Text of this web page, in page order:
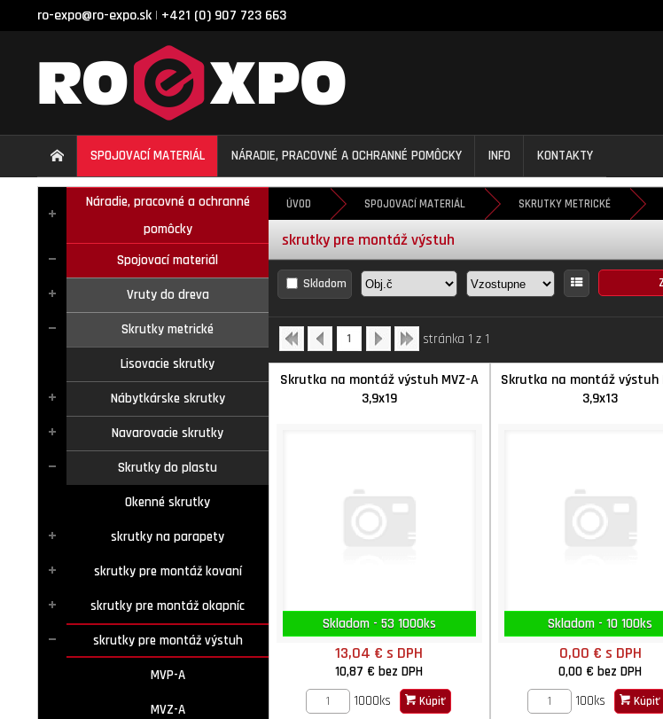
ro-expo@ro-expo.sk | +421 (0) 907 723 663
SPOJOVACÍ MATERIÁL NÁRADIE, PRACOVNÉ A OCHRANNÉ POMÔCKY INFO KONTAKTY
Náradie, pracovné a ochranné
pomôcky
Spojovací materiál
Vruty do dreva
Skrutky metrické
Lisovacie skrutky
Nábytkárske skrutky
Navarovacie skrutky
Skrutky do plastu
Okenné skrutky
skrutky na parapety
skrutky pre montáž kovaní
skrutky pre montáž okapníc
skrutky pre montáž výstuh
MVP-A
MVZ-A
ÚVOD SPOJOVACÍ MATERIÁL SKRUTKY METRICKÉ
skrutky pre montáž výstuh
Skladom
1 stránka 1 z 1
Skrutka na montáž výstuh MVZ-A
3,9x19
Skladom - 53 1000ks
13,04 €s DPH
10,87 €bez DPH
1000ks
Kúpiť
Skrutka na montáž výstuh
3,9x13
Skladom - 10 100ks
0,00 € s DPH
0,00 €bez DPH
100ks
Kúpiť